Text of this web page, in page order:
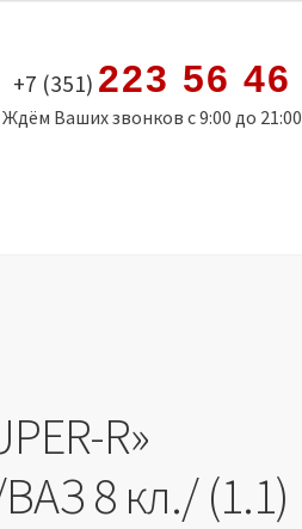
+7 (351) 223 56 46
Ждём Ваших звонков с 9:00 до 21:00
R»
ВАЗ 8 кл./ (1.1)